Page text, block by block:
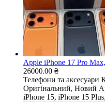
Apple iPhone 17 Pro
26000.00 ₴
Телефони та аксесуари
Оригінальний, Новий
iPhone 15, iPhone 15